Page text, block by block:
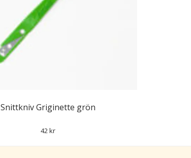
Snittkniv Griginette grön
42 kr